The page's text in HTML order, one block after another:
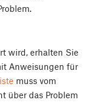
wird, erhalten Sie
Anweisungen für
muss vom
über das Problem